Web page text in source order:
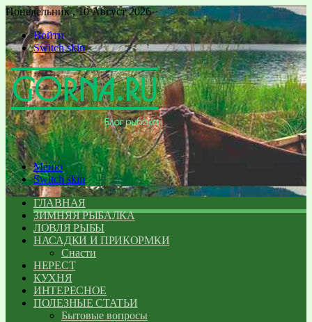
Понедельник , 10 Август 2026
Войти
Switch skin
Меню
Switch skin
ГЛАВНАЯ
ЗИМНЯЯ РЫБАЛКА
ЛОВЛЯ РЫБЫ
НАСАДКИ И ПРИКОРМКИ
Снасти
НЕРЕСТ
КУХНЯ
ИНТЕРЕСНОЕ
ПОЛЕЗНЫЕ СТАТЬИ
Бытовые вопросы